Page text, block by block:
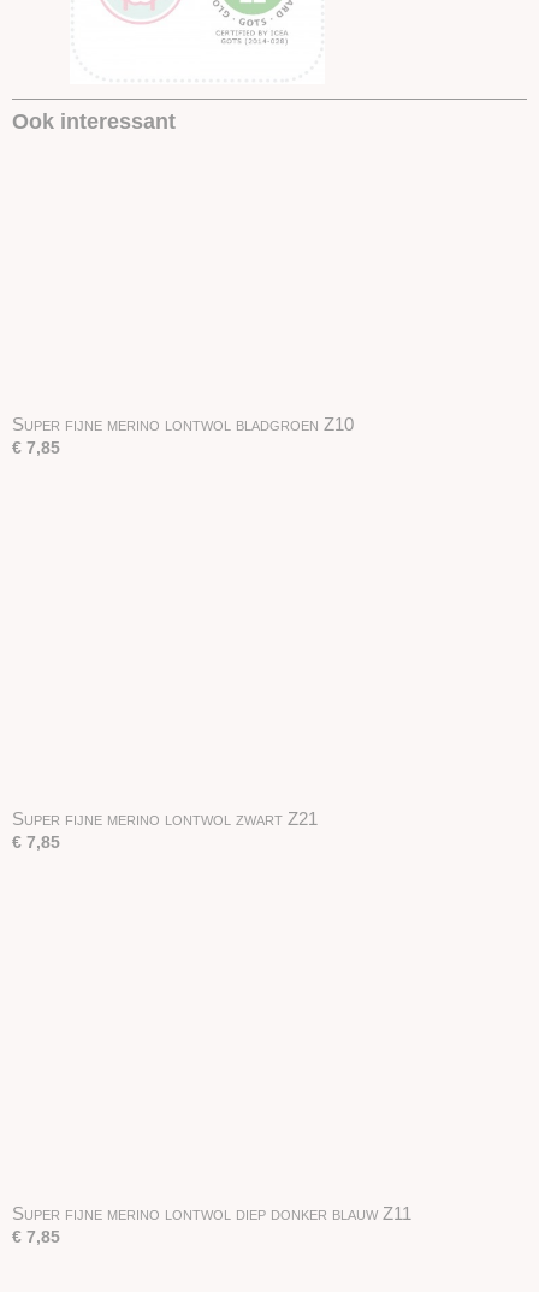
Ook interessant
Super fijne merino lontwol bladgroen Z10
€ 7,85
Super fijne merino lontwol zwart Z21
€ 7,85
Super fijne merino lontwol diep donker blauw Z11
€ 7,85